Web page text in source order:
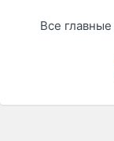
Все